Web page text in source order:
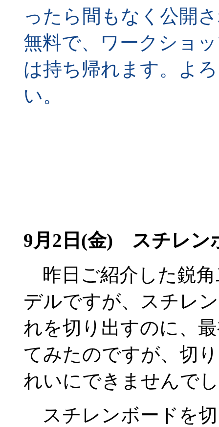
ったら間もなく公開
無料で、ワークショ
は持ち帰れます。よ
い。
9月2日(金) スチレン
昨日ご紹介した鋭角
デルですが、スチレ
れを切り出すのに、
てみたのですが、切
れいにできませんで
スチレンボードを